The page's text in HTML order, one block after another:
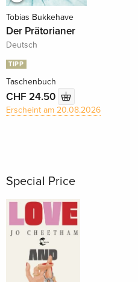
Tobias Bukkehave
Der Prätorianer
Deutsch
TIPP
Taschenbuch
CHF 24.50
Erscheint am 20.08.2026
Special Price